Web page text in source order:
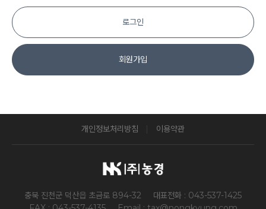
로그인
회원가입
개인정보처리방침 이용약관
충북 진천군 덕산읍 초금로 894-32
대표전화 : 043-537-1425